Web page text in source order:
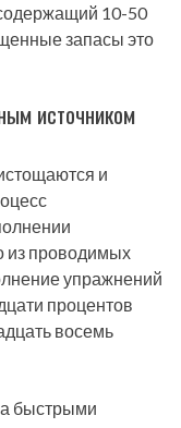
10-50
запасы это
источником
и
из проводимых
упражнений
процентов
восемь
быстрыми